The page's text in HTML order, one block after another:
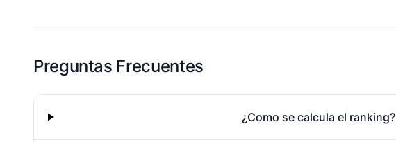
Preguntas Frecuentes
¿Como se calcula el ranking?